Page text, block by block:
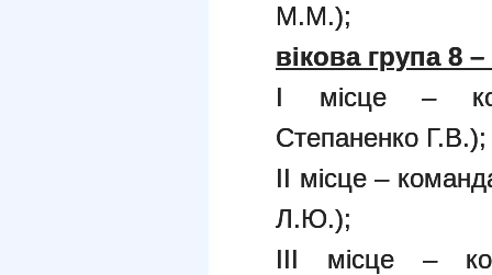
М.М.);
вікова група 8
І місце –
Степаненко Г.В.);
ІІ місце –
Л.Ю.);
ІІІ місце –